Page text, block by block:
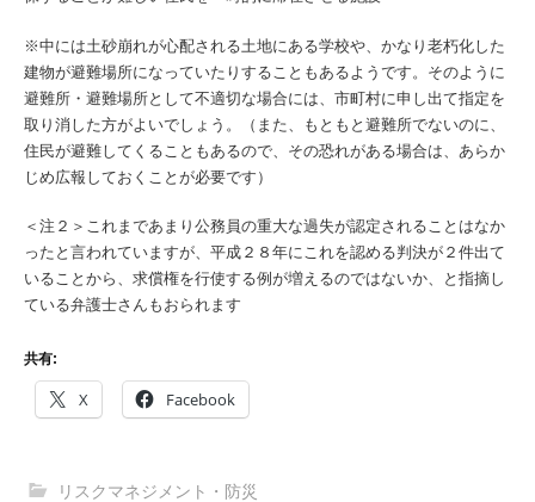
※中には土砂崩れが心配される土地にある学校や、かなり老朽化した
建物が避難場所になっていたりすることもあるようです。そのように
避難所・避難場所として不適切な場合には、市町村に申し出て指定を
取り消した方がよいでしょう。（また、もともと避難所でないのに、
住民が避難してくることもあるので、その恐れがある場合は、あらか
じめ広報しておくことが必要です）
＜注２＞これまであまり公務員の重大な過失が認定されることはなか
ったと言われていますが、平成２８年にこれを認める判決が２件出て
いることから、求償権を行使する例が増えるのではないか、と指摘し
ている弁護士さんもおられます
共有:
X Facebook
リスクマネジメント・防災